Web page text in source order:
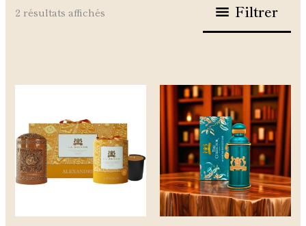
2 résultats affichés Filtrer
a
plusieurs
variations.
Les
peuvent
Ce
produit
a
plusieurs
variations.
Les
options
peuvent